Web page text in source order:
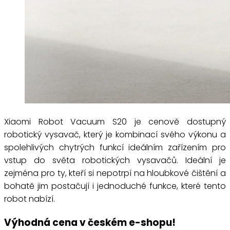
Xiaomi Robot Vacuum S20 je cenově dostupný
robotický vysavač, který je kombinací svého výkonu a
spolehlivých chytrých funkcí ideálním zařízením pro
vstup do světa robotických vysavačů. Ideální je
zejména pro ty, kteří si nepotrpí na hloubkové čištění a
bohatě jim postačují i jednoduché funkce, které tento
robot nabízí.
Výhodná cena v českém e-shopu!